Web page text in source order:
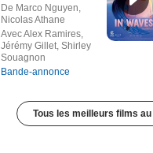
De Marco Nguyen,
Nicolas Athane
Avec Alex Ramires,
Jérémy Gillet, Shirley
Souagnon
Bande-annonce
Tous les meilleurs films